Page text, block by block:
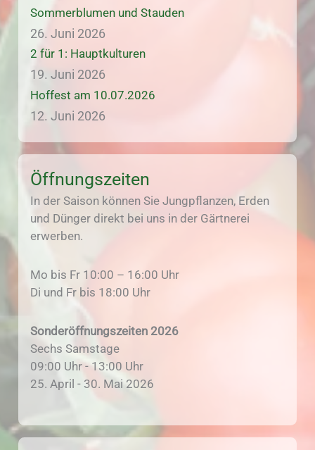
Sommerblumen und Stauden
26. Juni 2026
2 für 1: Hauptkulturen
19. Juni 2026
Hoffest am 10.07.2026
12. Juni 2026
Öffnungszeiten
In der Saison können Sie Jungpflanzen, Erden
und Dünger direkt bei uns in der Gärtnerei
erwerben.
Mo bis Fr 10:00 – 16:00 Uhr
Di und Fr bis 18:00 Uhr
Sonderöffnungszeiten 2026
Sechs Samstage
09:00 Uhr - 13:00 Uhr
25. April - 30. Mai 2026